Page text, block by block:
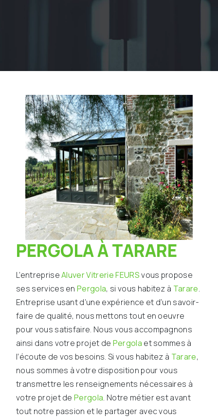
PERGOLA À TARARE
L’entrepriseAluver Vitrerie FEURSvous propose
ses services enPergola, si vous habitez à Tarare.
Entreprise usant d’une expérience et d’un savoir-
faire de qualité, nous mettons tout en oeuvre
pour vous satisfaire. Nous vous accompagnons
ainsi dans votre projet de Pergola et sommes à
l’écoute de vos besoins. Si vous habitez à Tarare,
nous sommes à votre disposition pour vous
transmettre les renseignements nécessaires à
votre projet dePergola. Notre métier est avant
tout notre passion et le partager avec vous